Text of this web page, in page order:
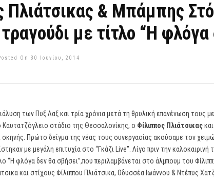
Πλιάτσικας & Μπάμπης
με τίτλο “Η
On 30 Ιουνίου, 2014
των Πυξ Λαξ και τρία χρόνια μετά τη θρυλική επανένωση τους
Καυτατζόγλειο στάδιο της Θεσσαλονίκης, ο Φίλιππος Πλιάτσικας
Πρώτο δείγμα της νέας τους συνεργασίας ακούσαμε τον
με μεγάλη επιτυχία στο “Γκάζι Live”. Λίγο πριν την
“Η φλόγα δεν θα σβήσει”,που περιλαμβάνεται στο άλμπουμ του
και στίχους Φίλιππου Πλιάτσικα, Οδυσσέα Ιωάννου & Ντέπυς